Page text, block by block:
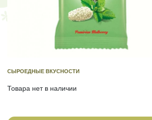
СЫРОЕДНЫЕ ВКУСНОСТИ
Товара нет в наличии